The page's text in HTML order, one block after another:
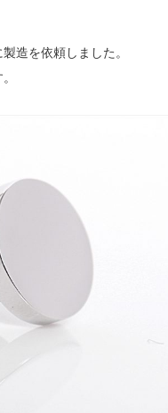
造を依頼しました。